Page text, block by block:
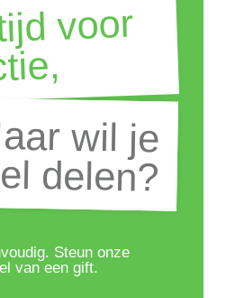
voor
wil je
delen?
wil je
delen?
Steun onze
van een gift.